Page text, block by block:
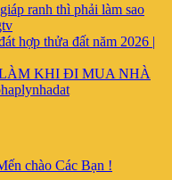
ranh thì phải làm sao
hợp thửa đất năm 2026 |
KHI ĐI MUA NHÀ
chào Các Bạn !